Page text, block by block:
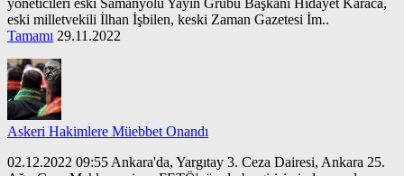
yöneticileri eski Samanyolu Yayın Grubu Başkanı Hidayet Karaca,
eski milletvekili İlhan İşbilen, keski Zaman Gazetesi İm..
Tamamı 29.11.2022
Askeri Hakimlere Müebbet Onandı
02.12.2022 09:55 Ankara'da, Yargıtay 3. Ceza Dairesi, Ankara 25.